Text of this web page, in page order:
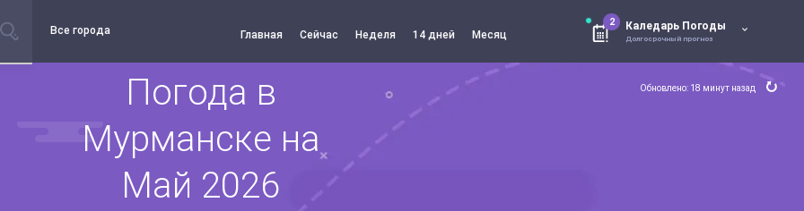
Все города Главная Сейчас Неделя 14 дней Месяц
2 Каледарь Погоды
Долгосрочный прогноз
Обновлено: 18 минут назад
Погода в
Мурманске на
Май 2026